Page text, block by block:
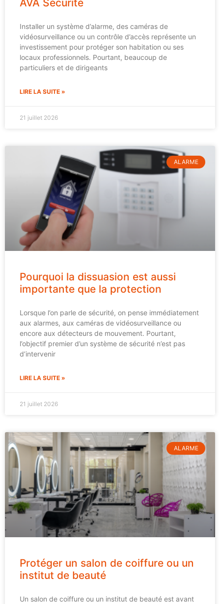
AVA Sécurité
Installer un système d’alarme, des caméras de
vidéosurveillance ou un contrôle d’accès représente un
investissement pour protéger son habitation ou ses
locaux professionnels. Pourtant, beaucoup de
particuliers et de dirigeants
LIRE LA SUITE »
21 juillet 2026
ALARME
Pourquoi la dissuasion est aussi
importante que la protection
Lorsque l’on parle de sécurité, on pense immédiatement
aux alarmes, aux caméras de vidéosurveillance ou
encore aux détecteurs de mouvement. Pourtant,
l’objectif premier d’un système de sécurité n’est pas
d’intervenir
LIRE LA SUITE »
21 juillet 2026
ALARME
Protéger un salon de coiffure ou un
institut de beauté
Un salon de coiffure ou un institut de beauté est avant